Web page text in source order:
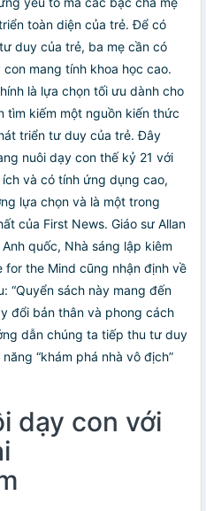
toàn diện của trẻ. Để có
duy của trẻ, ba mẹ cần có
mang tính khoa học cao.
là lựa chọn tối ưu dành cho
tìm kiếm một nguồn kiến thức
triển tư duy của trẻ. Đây
nuôi dạy con thế kỷ 21 với
và có tính ứng dụng cao,
lựa chọn và là một trong
của First News. Giáo sư Allan
quốc, Nhà sáng lập kiêm
for the Mind cũng nhận định về
“Quyển sách này mang đến
đổi bản thân và phong cách
dẫn chúng ta tiếp thu tư duy
“khám phá nhà vô địch”
dạy con với